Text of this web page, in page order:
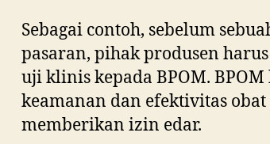
Sebagai contoh, sebelum
pasaran, pihak produsen
uji klinis kepada BPOM.
keamanan dan efektivitas
memberikan izin edar.